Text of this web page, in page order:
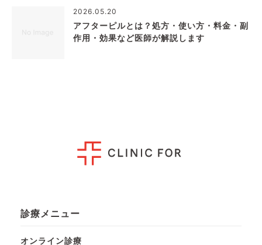
2026.05.20
アフターピルとは？処方・使い方・料金・副
作用・効果など医師が解説します
診療メニュー
オンライン診療